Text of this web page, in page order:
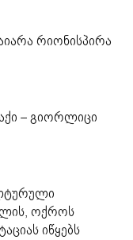
რიონისპირა
– გიორლიცი
ოქროს
იწყებს